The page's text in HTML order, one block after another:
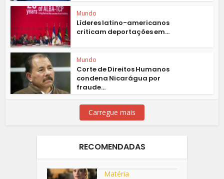
Mundo
Líderes latino-americanos
criticam deportações em...
Mundo
Corte de Direitos Humanos
condena Nicarágua por
fraude...
Carregue mais
RECOMENDADAS
Matéria